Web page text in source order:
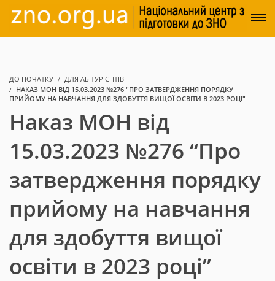
ДО ПОЧАТКУ
ДЛЯ АБІТУРІЄНТІВ
НАКАЗ МОН ВІД 15.03.2023 №276 "ПРО ЗАТВЕРДЖЕННЯ ПОРЯДКУ
ПРИЙОМУ НА НАВЧАННЯ ДЛЯ ЗДОБУТТЯ ВИЩОЇ ОСВІТИ В 2023 РОЦІ"
Наказ МОН від
15.03.2023 №276 “Про
затвердження порядку
прийому на навчання
для здобуття вищої
освіти в 2023 році”